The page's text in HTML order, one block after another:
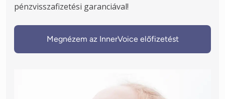
pénzvisszafizetési garanciával!
Megnézem az InnerVoice előfizetést